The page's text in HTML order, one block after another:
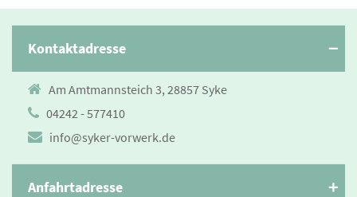
Kontaktadresse
Am Amtmannsteich 3, 28857 Syke
04242 - 577410
info@syker-vorwerk.de
Anfahrtadresse